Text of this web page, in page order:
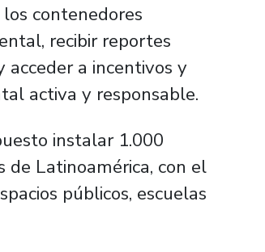
contenedores
recibir reportes
acceder a incentivos y
activa y responsable.
instalar 1.000
de Latinoamérica, con el
públicos, escuelas